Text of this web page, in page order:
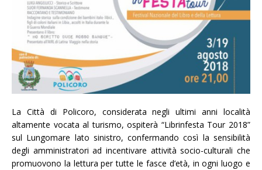
La Città di Policoro, considerata negli ultimi anni località
altamente vocata al turismo, ospiterà “Librinfesta Tour 2018”
sul Lungomare lato sinistro, confermando così la sensibilità
degli amministratori ad incentivare attività socio-culturali che
promuovono la lettura per tutte le fasce d’età, in ogni luogo e